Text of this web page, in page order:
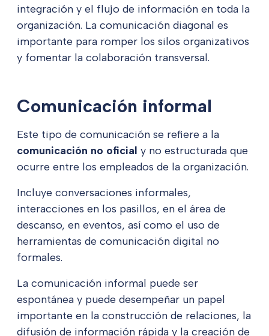
integración y el flujo de información en toda la
organización. La comunicación diagonal es
importante para romper los silos organizativos
y fomentar la colaboración transversal.
Comunicación informal
Este tipo de comunicación se refiere a la
comunicación no oficial y no estructurada que
ocurre entre los empleados de la organización.
Incluye conversaciones informales,
interacciones en los pasillos, en el área de
descanso, en eventos, así como el uso de
herramientas de comunicación digital no
formales.
La comunicación informal puede ser
espontánea y puede desempeñar un papel
importante en la construcción de relaciones, la
difusión de información rápida y la creación de